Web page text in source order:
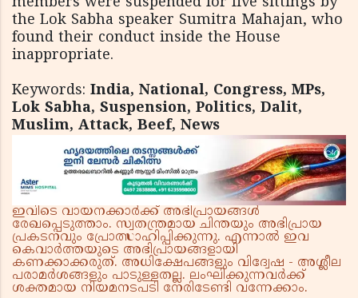
the Lok Sabha speaker Sumitra Mahajan, who
found their conduct inside the House
inappropriate.
Keywords: India, National, Congress, MPs,
Lok Sabha, Suspension, Politics, Dalit,
Muslim, Attack, Beef, News
ഇവിടെ വായനക്കാർക്ക് അഭിപ്രായങ്ങൾ
രേഖപ്പെടുത്താം. സ്വതന്ത്രമായ ചിന്തയും അഭിപ്രായ
പ്രകടനവും പ്രോത്സാഹിപ്പിക്കുന്നു. എന്നാൽ ഇവ
കെവാർത്തയുടെ അഭിപ്രായങ്ങളായി
കണക്കാക്കരുത്. അധിക്ഷേപങ്ങളും വിദ്വേഷ - അശ്ലീല
പരാമർശങ്ങളും പാടുള്ളതല്ല. ലംഘിക്കുന്നവർക്ക്
ശക്തമായ നിയമനടപടി നേരിടേണ്ടി വന്നേക്കാം.